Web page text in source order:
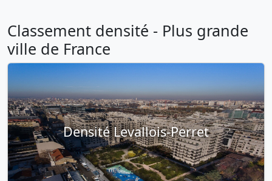
Classement densité - Plus grande
ville de France
Densité Levallois-Perret